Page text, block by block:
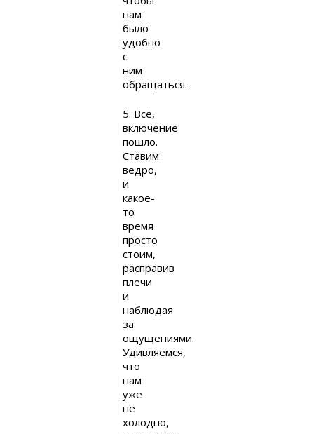
нам
было
удобно
с
ним
обращаться.
5. Всё,
включение
пошло.
Ставим
ведро,
и
какое-
то
время
просто
стоим,
расправив
плечи
и
наблюдая
за
ощущениями.
Удивляемся,
что
нам
уже
не
холодно,